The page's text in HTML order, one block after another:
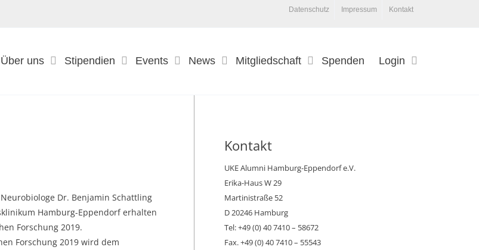
Datenschutz Impressum Kontakt
Über uns Stipendien Events News Mitgliedschaft Spenden Login
Dr. Benjamin Schattling
Hamburg-Eppendorf erhalten
Forschung 2019.
Forschung 2019 wird dem
Kontakt
UKE Alumni Hamburg-Eppendorf e.V.
Erika-Haus W 29
Martinistraße 52
D 20246 Hamburg
Tel: +49 (0) 40 7410 – 58672
Fax. +49 (0) 40 7410 – 55543